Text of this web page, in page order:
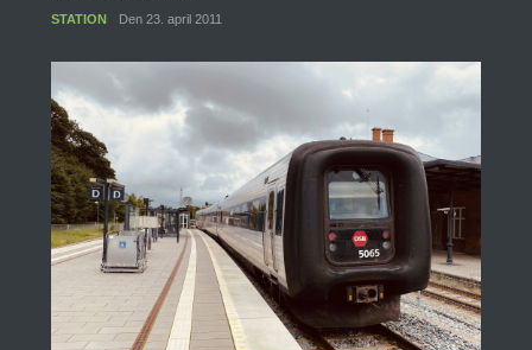
STATION Den 23. april 2011